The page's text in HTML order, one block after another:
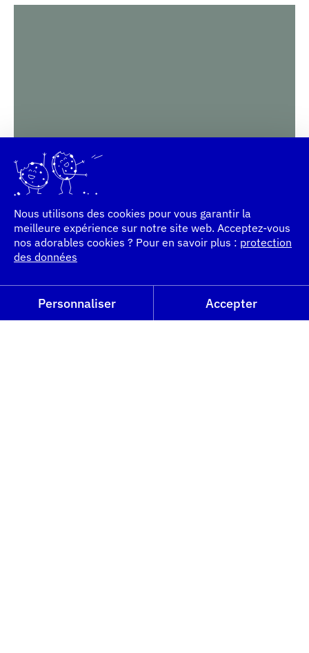
Nous utilisons des cookies pour vous garantir la
meilleure expérience sur notre site web. Acceptez-vous
nos adorables cookies ? Pour en savoir plus : protection
des données
Accepter
Personnaliser